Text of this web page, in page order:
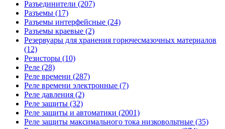
Разъединители (207)
Разъемы (17)
Разъемы интерфейсные (24)
Разъемы краевые (2)
Резервуары для хранения горючесмазочных материалов
(12)
Резисторы (10)
Реле (28)
Реле времени (287)
Реле времени электронные (7)
Реле давления (2)
Реле защиты (32)
Реле защиты и автоматики (2001)
Реле защиты максимального тока низковольтные (35)